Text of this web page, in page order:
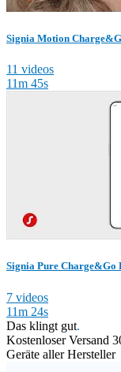
Signia Motion
11 videos
11m 45s
Signia Pure Charge&Go
7 videos
11m 24s
Das klingt gut.
Kostenloser Versand
Geräte aller Hersteller